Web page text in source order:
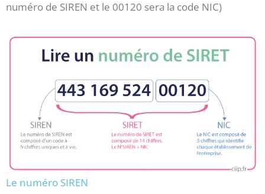
numéro de SIREN et le 00120 sera la code NIC)
Le numéro SIREN